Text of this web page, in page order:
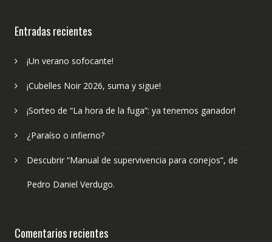
Entradas recientes
¡Un verano sofocante!
¡Cubelles Noir 2026, suma y sigue!
¡Sorteo de “La hora de la fuga”: ya tenemos ganador!
¿Paraíso o infierno?
Descubrir “Manual de supervivencia para conejos”, de
Pedro Daniel Verdugo.
Comentarios recientes